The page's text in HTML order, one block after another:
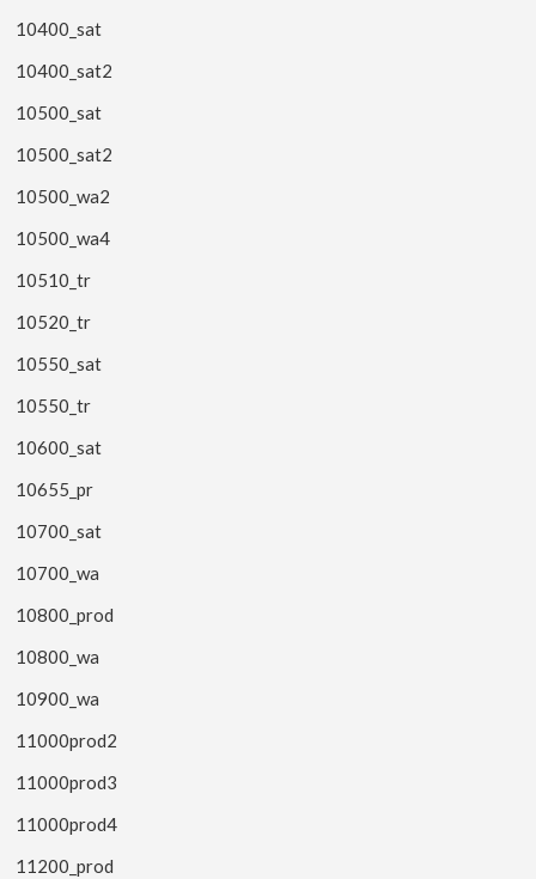
10400_sat
10400_sat2
10500_sat
10500_sat2
10500_wa2
10500_wa4
10510_tr
10520_tr
10550_sat
10550_tr
10600_sat
10655_pr
10700_sat
10700_wa
10800_prod
10800_wa
10900_wa
11000prod2
11000prod3
11000prod4
11200_prod